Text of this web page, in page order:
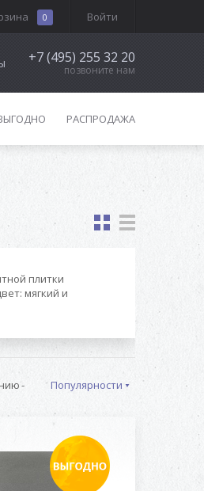
Войти
0
+7 (495) 255 32 20
позвоните нам
РАСПРОДАЖА
плитки
мягкий и
Популярности